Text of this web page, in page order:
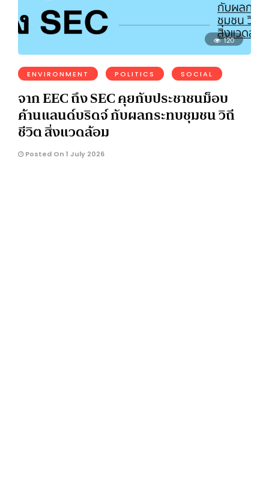
120
ENVIRONMENT POLITICS SOCIAL
จาก EEC ถึง SEC คุยกับประชาชนม็อบ
ค้านแลนด์บริดจ์ กับผลกระทบชุมชน วิถี
ชีวิต สิ่งแวดล้อม
Posted On 1 July 2026